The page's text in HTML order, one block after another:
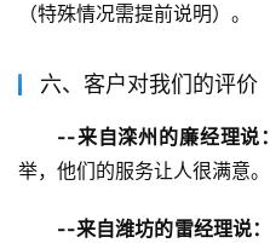
（特殊情况需提前说明）。
六、客户对我们的评价
--来自滦州的廉经理说：
举，他们的服务让人很满意。
--来自潍坊的雷经理说：